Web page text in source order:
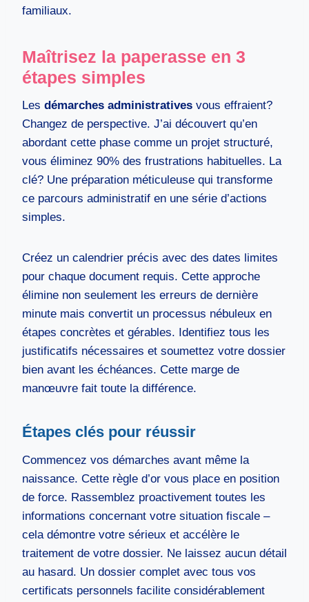
familiaux.
Maîtrisez la paperasse en 3
étapes simples
Les démarches administratives vous effraient?
Changez de perspective. J’ai découvert qu’en
abordant cette phase comme un projet structuré,
vous éliminez 90% des frustrations habituelles. La
clé? Une préparation méticuleuse qui transforme
ce parcours administratif en une série d’actions
simples.
Créez un calendrier précis avec des dates limites
pour chaque document requis. Cette approche
élimine non seulement les erreurs de dernière
minute mais convertit un processus nébuleux en
étapes concrètes et gérables. Identifiez tous les
justificatifs nécessaires et soumettez votre dossier
bien avant les échéances. Cette marge de
manœuvre fait toute la différence.
Étapes clés pour réussir
Commencez vos démarches avant même la
naissance. Cette règle d’or vous place en position
de force. Rassemblez proactivement toutes les
informations concernant votre situation fiscale –
cela démontre votre sérieux et accélère le
traitement de votre dossier. Ne laissez aucun détail
au hasard. Un dossier complet avec tous vos
certificats personnels facilite considérablement